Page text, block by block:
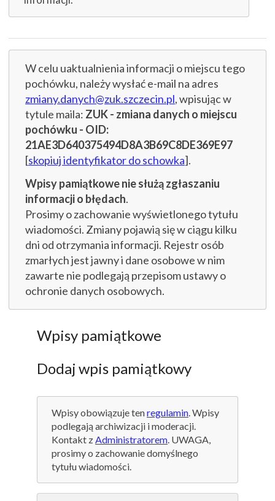
W celu uaktualnienia informacji o miejscu tego
pochówku, należy wysłać e-mail na adres
zmiany.danych@zuk.szczecin.pl, wpisując w
tytule maila: ZUK - zmiana danych o miejscu
pochówku - OID:
21AE3D640375494D8A3B69C8DE369E97
[skopiuj identyfikator do schowka].
Wpisy pamiątkowe nie służą zgłaszaniu
informacji o błędach.
Prosimy o zachowanie wyświetlonego tytułu
wiadomości. Zmiany pojawią się w ciągu kilku
dni od otrzymania informacji. Rejestr osób
zmarłych jest jawny i dane osobowe w nim
zawarte nie podlegają przepisom ustawy o
ochronie danych osobowych.
Wpisy pamiątkowe
Dodaj wpis pamiątkowy
Wpisy obowiązuje tenregulamin. Wpisy
podlegają archiwizacji i moderacji.
Kontakt zAdministratorem. UWAGA,
prosimy o zachowanie domyślnego
tytułu wiadomości.